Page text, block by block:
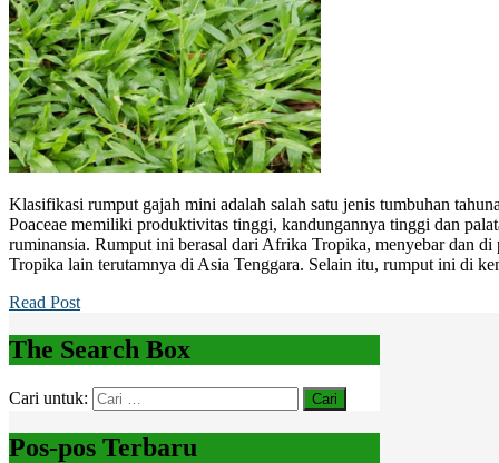
Klasifikasi rumput gajah mini adalah salah satu jenis tumbuhan
Poaceae memiliki produktivitas tinggi, kandungannya tinggi dan
ruminansia. Rumput ini berasal dari Afrika Tropika, menyebar dan di
Tropika lain terutamnya di Asia Tenggara. Selain itu, rumput ini di
Read Post
The Search Box
Cari untuk:
Pos-pos Terbaru